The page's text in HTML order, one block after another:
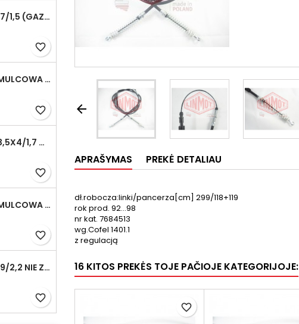
WAŁEK 5X7/1,5 (GAZ WSK)(PR5)
favorite_border
LINKA HAMULCOWA PRZYCZEPY KNOTT 1240/1030 33921-1.11S
favorite_border
TULEJKA 3,5X4/1,7 GAZÓW -OCYNK
favorite_border
LINKA HAMULCOWA PRZYCZEPY KNOTT 1040/830 33921-1.07S
favorite_border
WAŁEK 8X9/2,2 NIE ZAMAWIAĆ
favorite_border

APRAŠYMAS PREKĖ DETALIAU
dł.robocza:linki/pancerza[cm] 299/118+119
rok prod. 92...98
nr kat. 7684513
wg.Cofel 1401.1
z regulacją
16 KITOS PREKĖS TOJE PAČIOJE KATEGORIJOJE:
favorite_border